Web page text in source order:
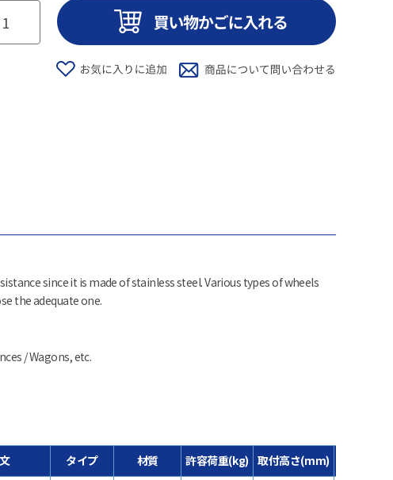
since it is made of stainless steel. Various types of wheels
the adequate one.
/ Wagons, etc.
タイプ 材質 許容荷重(kg) 取付高さ(mm)